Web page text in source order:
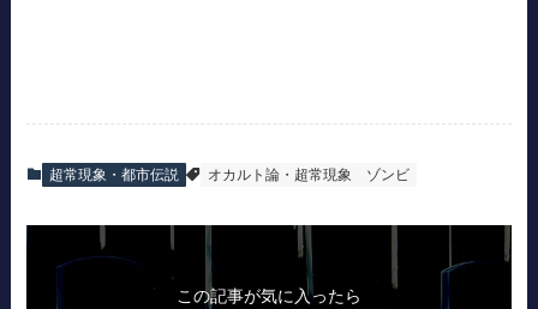
超常現象・都市伝説 オカルト論・超常現象 ゾンビ
この記事が気に入ったら